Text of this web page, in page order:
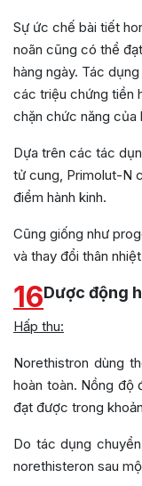
Sự ức chế bài tiết
noãn cũng có thể
hàng ngày. Tác
các triệu chứng tiền
chặn chức năng của
Dựa trên các tác
tử cung, Primolut-N
điểm hành kinh.
Cũng giống như
và thay đổi thân
16Dược động
Hấp thu:
Norethistron dùng
hoàn toàn. Nồng độ
đạt được trong
Do tác dụng
norethisteron sau